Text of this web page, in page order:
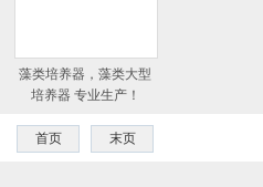
藻类培养器，藻类大型
培养器 专业生产！
首页 末页